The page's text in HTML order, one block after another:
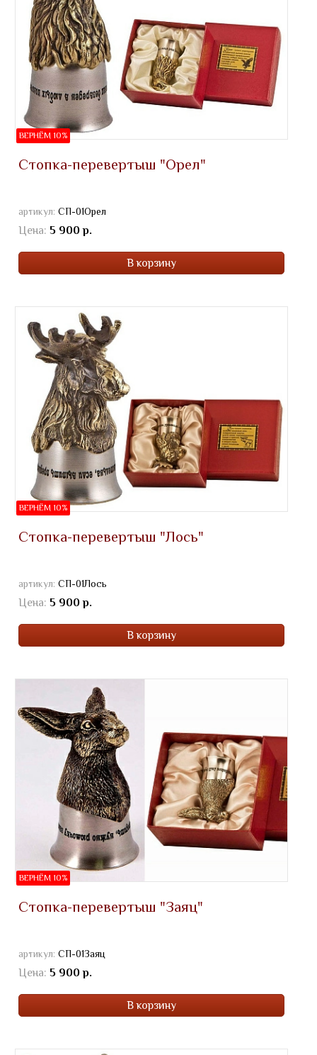
ВЕРНЁМ 10%
Стопка-перевертыш "Орел"
артикул: СП-01Орел
Цена: 5 900 р.
В корзину
ВЕРНЁМ 10%
Стопка-перевертыш "Лось"
артикул: СП-01Лось
Цена: 5 900 р.
В корзину
ВЕРНЁМ 10%
Стопка-перевертыш "Заяц"
артикул: СП-01Заяц
Цена: 5 900 р.
В корзину